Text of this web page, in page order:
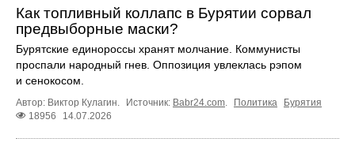
Как топливный коллапс в Бурятии сорвал
предвыборные маски?
Бурятские единороссы хранят молчание. Коммунисты
проспали народный гнев. Оппозиция увлеклась рэпом
и сенокосом.
Автор: Виктор Кулагин. Источник: Babr24.com. Политика
Бурятия
18956
14.07.2026